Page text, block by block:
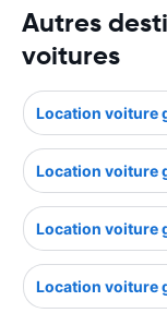
Autres
voitures
Location voiture
Location voiture
Location voiture
Location voiture